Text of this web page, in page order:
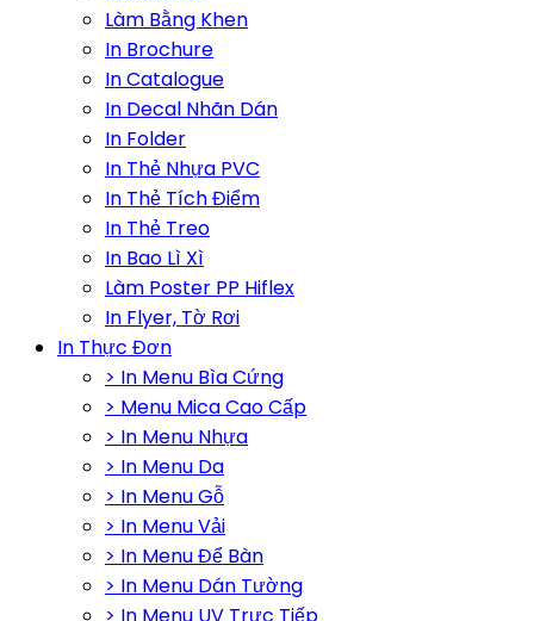
Làm Bằng Khen
In Brochure
In Catalogue
In Decal Nhãn Dán
In Folder
In Thẻ Nhựa PVC
In Thẻ Tích Điểm
In Thẻ Treo
In Bao Lì Xì
Làm Poster PP Hiflex
In Flyer, Tờ Rơi
In Thực Đơn
> In Menu Bìa Cứng
> Menu Mica Cao Cấp
> In Menu Nhựa
> In Menu Da
> In Menu Gỗ
> In Menu Vải
> In Menu Để Bàn
> In Menu Dán Tường